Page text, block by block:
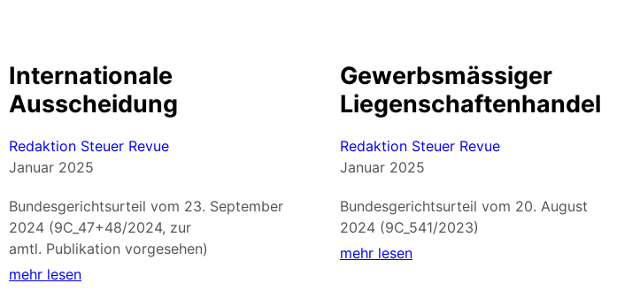
Internationale
Ausscheidung
Redaktion Steuer Revue
Januar 2025
Bundesgerichtsurteil vom 23. September
2024 (9C_47+48/2024, zur
amtl. Publikation vorgesehen)
mehr lesen
Gewerbsmässiger
Liegenschaftenhandel
Redaktion Steuer Revue
Januar 2025
Bundesgerichtsurteil vom 20. August
2024 (9C_541/2023)
mehr lesen